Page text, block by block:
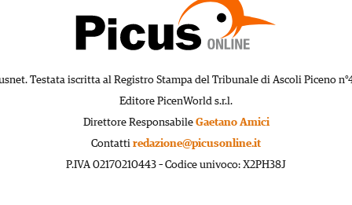
Testata iscritta al Registro Stampa del Tribunale di Ascoli Piceno
Editore PicenWorld s.r.l.
Direttore Responsabile Gaetano Amici
Contatti redazione@picusonline.it
P.IVA 02170210443 – Codice univoco: X2PH38J